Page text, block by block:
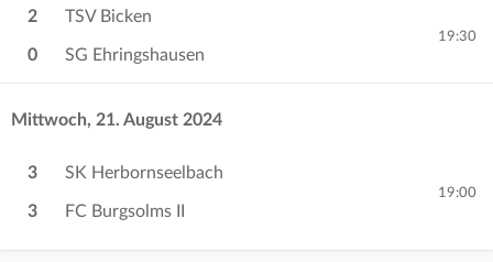
2
0
TSV Bicken
SG Ehringshausen
19:30
Mittwoch, 21. August 2024
3
3
SK Herbornseelbach
FC Burgsolms II
19:00